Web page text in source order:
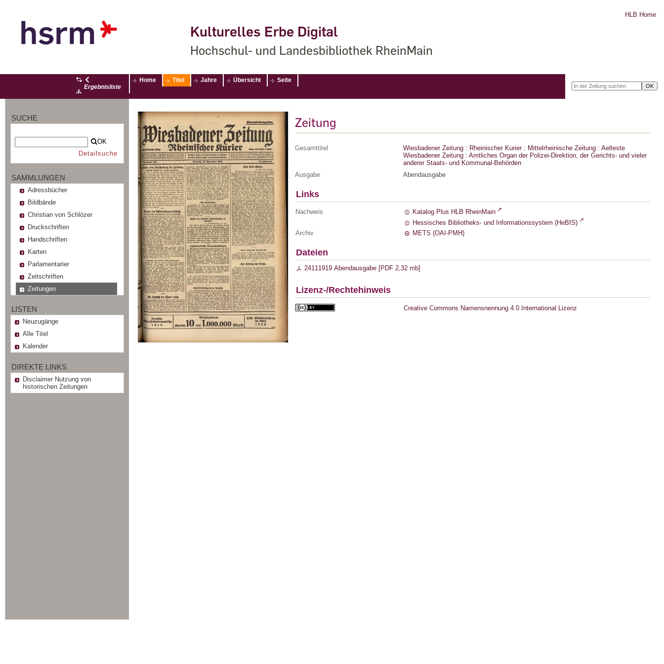
Kulturelles Erbe Digital
Hochschul- und Landesbibliothek RheinMain
HLB Home
Ergebnisliste
Home Titel Jahre Übersicht Seite
SUCHE
OK
Detailsuche
SAMMLUNGEN
Adressbücher
Bildbände
Christian von Schlözer
Druckschriften
Handschriften
Karten
Parlamentarier
Zeitschriften
Zeitungen
LISTEN
Neuzugänge
Alle Titel
Kalender
DIREKTE LINKS
Disclaimer Nutzung von
historischen Zeitungen
Zeitung
Gesamttitel
Wiesbadener Zeitung : Rheinischer Kurier : Mittelrheinische Zeitung : Aelteste
Wiesbadener Zeitung : Amtliches Organ der Polizei-Direktion, der Gerichts- und vieler
anderer Staats- und Kommunal-Behörden
Ausgabe
Abendausgabe
Links
Nachweis
Katalog Plus HLB RheinMain
Hessisches Bibliotheks- und Informationssystem (HeBIS)
Archiv
METS (OAI-PMH)
Dateien
24111919 Abendausgabe [PDF 2,32 mb]
Lizenz-/Rechtehinweis
Creative Commons Namensnennung 4.0 International Lizenz